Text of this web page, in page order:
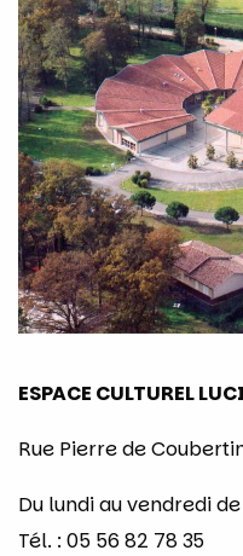
ESPACE CULTUREL
Rue Pierre de
Du lundi au vendredi
Tél. : 05 56 82 78 35